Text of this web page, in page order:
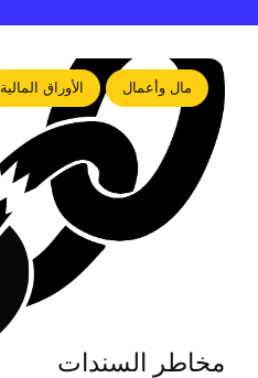
مال وأعمال الأوراق المالية
مخاطر السندات